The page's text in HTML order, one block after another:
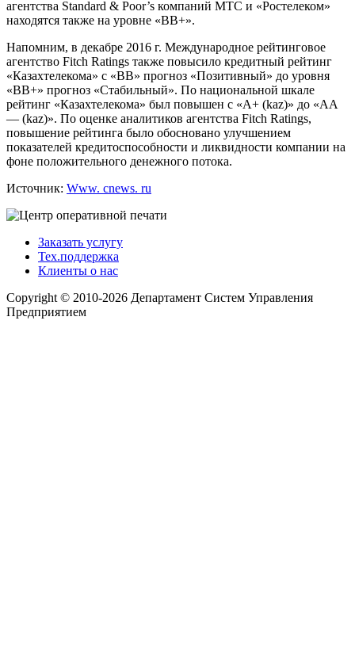
агентства Standard & Poor’s компаний МТС и «Ростелеком»
находятся также на уровне «ВВ+».
Напомним, в декабре 2016 г. Международное рейтинговое
агентство Fitch Ratings также повысило кредитный рейтинг
«Казахтелекома» с «BB» прогноз «Позитивный» до уровня
«ВВ+» прогноз «Стабильный». По национальной шкале
рейтинг «Казахтелекома» был повышен с «А+ (kaz)» до «AA
— (kaz)». По оценке аналитиков агентства Fitch Ratings,
повышение рейтинга было обосновано улучшением
показателей кредитоспособности и ликвидности компании на
фоне положительного денежного потока.
Источник: Www. cnews. ru
Заказать услугу
Тех.поддержка
Клиенты о нас
Copyright © 2010-2026 Департамент Систем Управления
Предприятием